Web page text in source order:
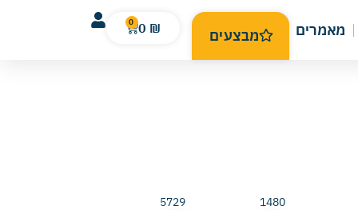
מאמרים מבצעים 0 ₪
0
1480
5729